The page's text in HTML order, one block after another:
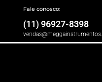
Fale conosco:
(11) 96927-8398